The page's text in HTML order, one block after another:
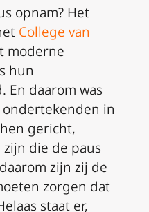
opnam? Het
College van
moderne
hun
En daarom was
in
gericht,
die de paus
zijn zij de
zorgen dat
staat er,